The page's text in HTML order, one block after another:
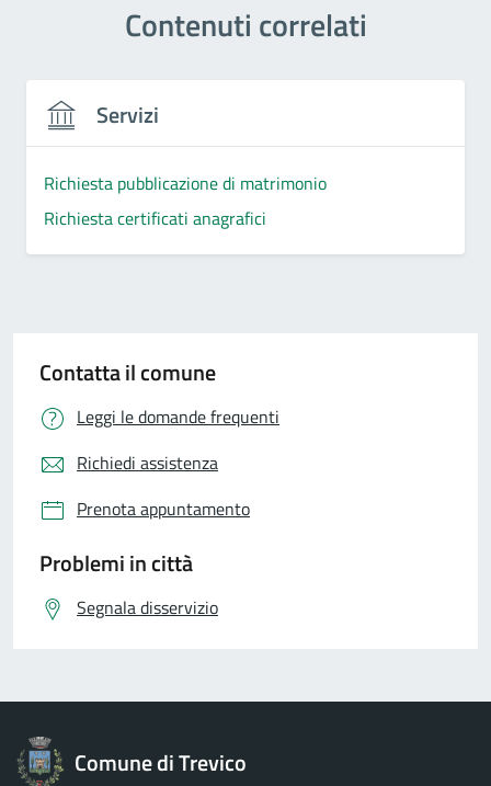
Contenuti correlati
Servizi
Richiesta pubblicazione di matrimonio
Richiesta certificati anagrafici
Contatta il comune
Leggi le domande frequenti
Richiedi assistenza
Prenota appuntamento
Problemi in città
Segnala disservizio
Comune di Trevico